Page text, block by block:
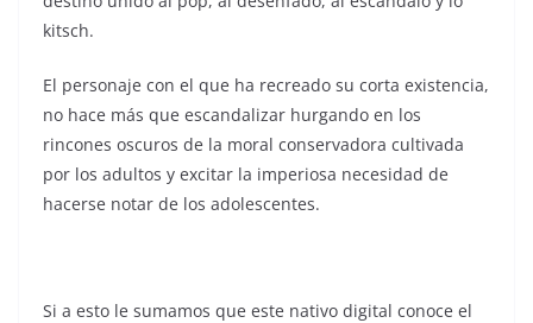
kitsch.
El personaje con el que ha recreado su corta existencia,
no hace más que escandalizar hurgando en los
rincones oscuros de la moral conservadora cultivada
por los adultos y excitar la imperiosa necesidad de
hacerse notar de los adolescentes.
Si a esto le sumamos que este nativo digital conoce el